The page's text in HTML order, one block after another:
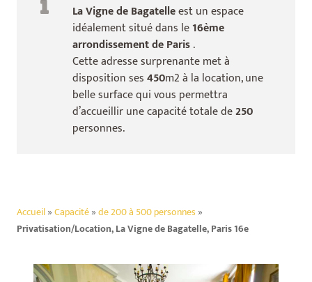
La Vigne de Bagatelleest un espace
idéalement situé dans le16ème
arrondissement de Paris.
Cette adresse surprenante met à
disposition ses450m2 à la location, une
belle surface qui vous permettra
d’accueillir une capacité totale de250
personnes.
Accueil»Capacité»de 200 à 500 personnes »
Privatisation/Location, La Vigne de Bagatelle, Paris 16e